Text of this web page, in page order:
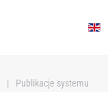
Publikacje systemu